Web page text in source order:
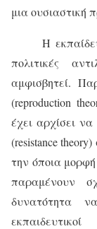
μια ουσιαστική
Η
πολιτικές
αμφισβητεί.
(reproduction
έχει αρχίσει
(resistance
την όποια
παραμένουν
δυνατότητα